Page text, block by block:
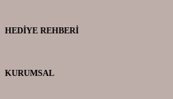
HEDIYE REHBERI
KURUMSAL